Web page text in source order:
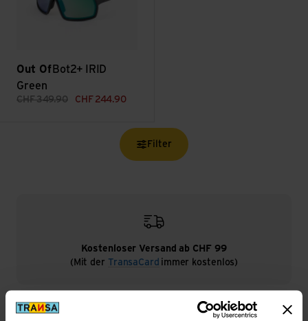
Out Of Bot2+ IRID
Green
CHF349.90 CHF 244.90
Filter
Kostenloser Versand ab CHF 99
(Mit der TransaCard immer kostenlos)